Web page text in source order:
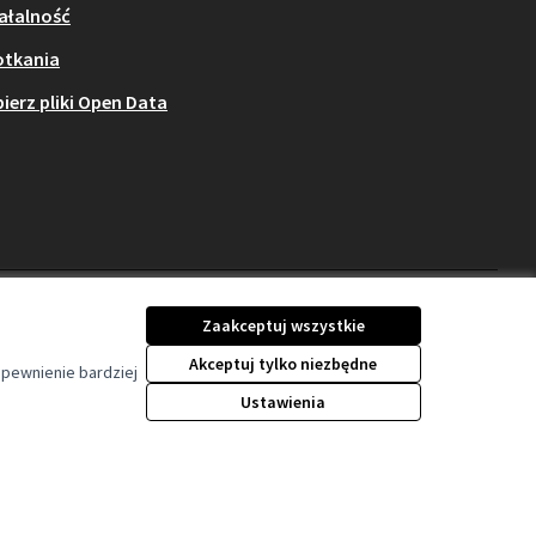
bardziej
Zaakceptuj wszystkie
Akceptuj tylko niezbędne
Ustawienia
pliki Open Data